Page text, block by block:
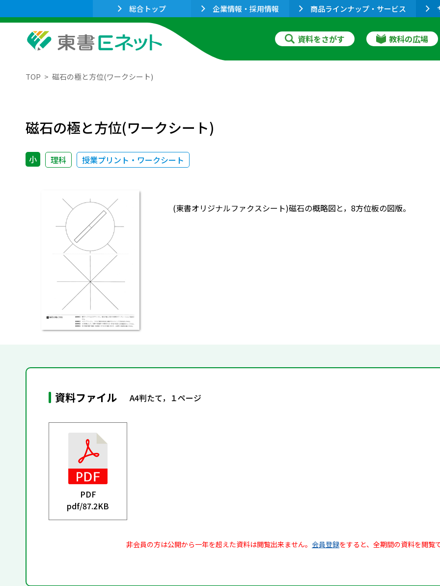
総合トップ 企業情報・採用情報 商品ラインナップ・サービス
資料をさがす 教科の広場
TOP 磁石の極と方位(ワークシート)
磁石の極と方位(ワークシート)
小 理科 授業プリント・ワークシート
(東書オリジナルファクスシート)磁石の概略図と，8方位板の図版。
資料ファイル A4判たて，１ページ
PDF
pdf/87.2KB
非会員の方は公開から一年を超えた資料は閲覧出来ません。 会員登録をすると、全期間の資料を閲覧